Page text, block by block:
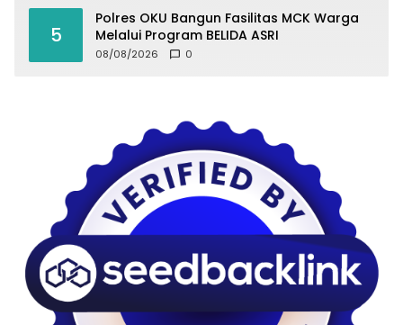
5
Polres OKU Bangun Fasilitas MCK Warga
Melalui Program BELIDA ASRI
08/08/2026 0